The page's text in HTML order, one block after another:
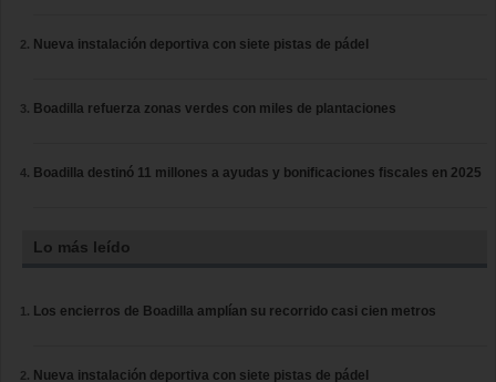
Nueva instalación deportiva con siete pistas de pádel
Boadilla refuerza zonas verdes con miles de plantaciones
Boadilla destinó 11 millones a ayudas y bonificaciones fiscales en 2025
Lo más leído
Los encierros de Boadilla amplían su recorrido casi cien metros
Nueva instalación deportiva con siete pistas de pádel